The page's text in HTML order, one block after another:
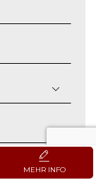
MEHR INFO